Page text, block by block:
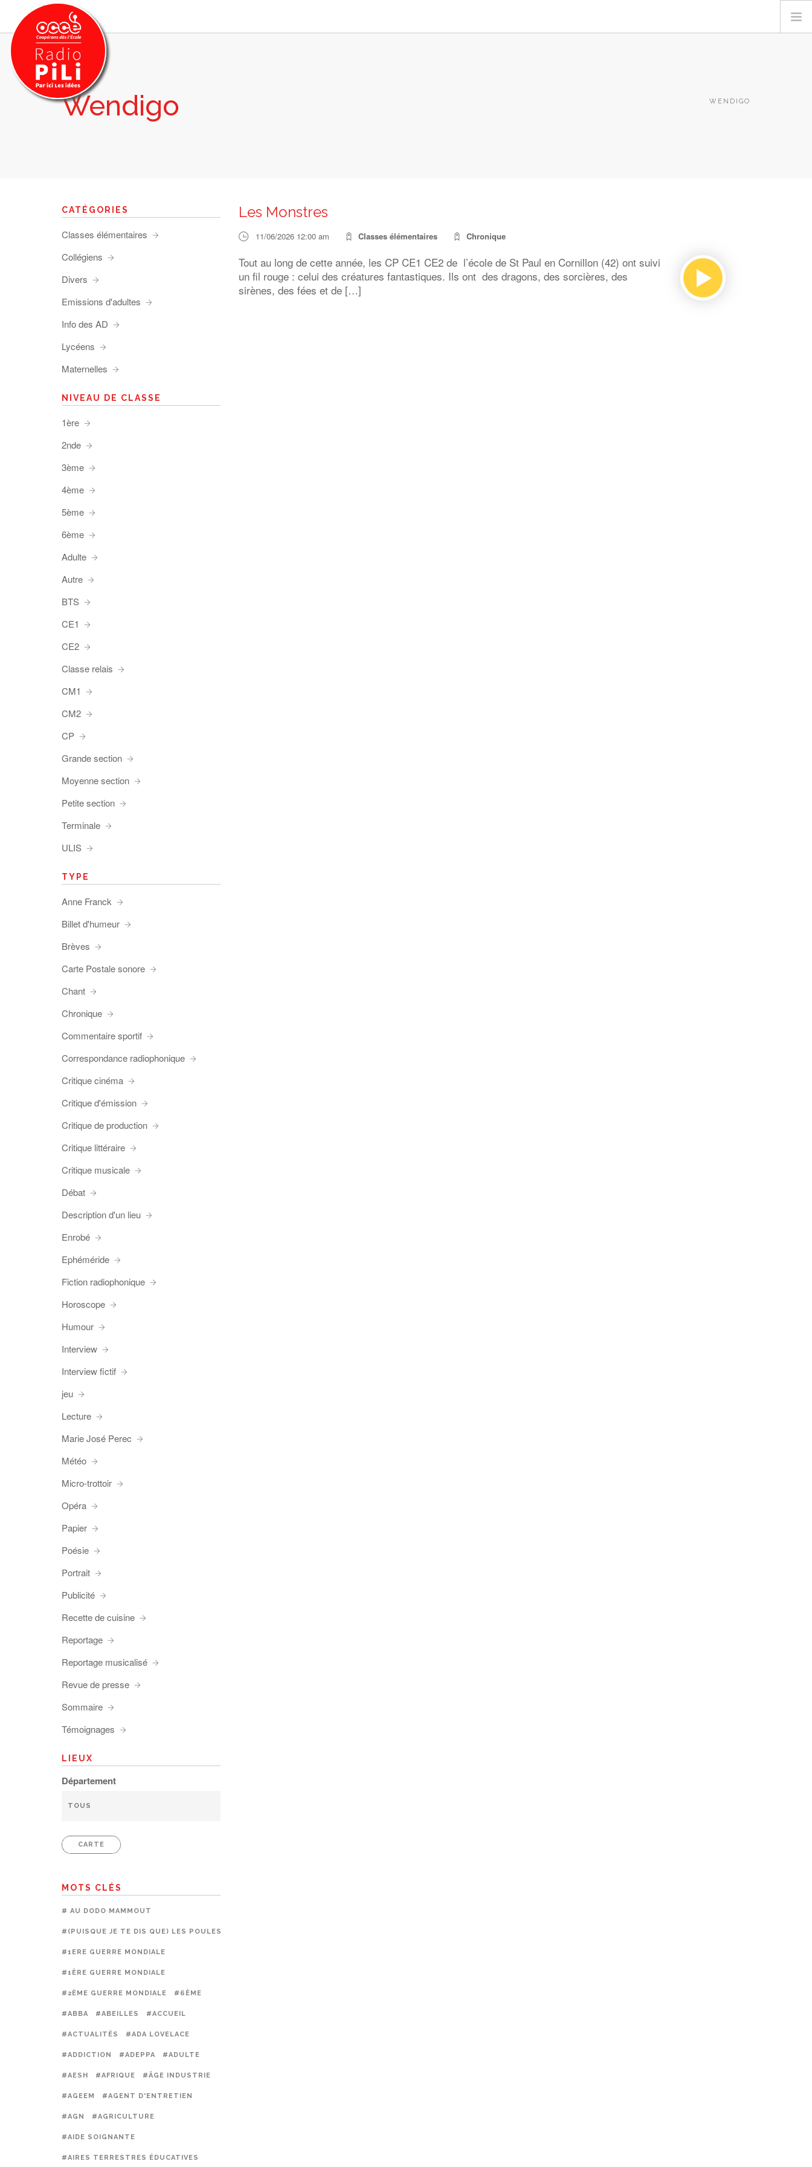
PRÉSENTATION
GRILLE DES PROGRAMMES
RECHERCHER
Wendigo WENDIGO
Les Monstres
11/06/2026 12:00 am Classes élémentaires Chronique
Tout au long de cette année, les CP CE1 CE2 de l’école de St Paul en Cornillon (42) ont suivi
un fil rouge : celui des créatures fantastiques. Ils ont des dragons, des sorcières, des
sirènes, des fées et de […]
CATÉGORIES
Classes élémentaires
Collégiens
Divers
Emissions d'adultes
Info des AD
Lycéens
Maternelles
NIVEAU DE CLASSE
1ère
2nde
3ème
4ème
5ème
6ème
Adulte
Autre
BTS
CE1
CE2
Classe relais
CM1
CM2
CP
Grande section
Moyenne section
Petite section
Terminale
ULIS
TYPE
Anne Franck
Billet d'humeur
Brèves
Carte Postale sonore
Chant
Chronique
Commentaire sportif
Correspondance radiophonique
Critique cinéma
Critique d'émission
Critique de production
Critique littéraire
Critique musicale
Débat
Description d'un lieu
Enrobé
Ephéméride
Fiction radiophonique
Horoscope
Humour
Interview
Interview fictif
jeu
Lecture
Marie José Perec
Météo
Micro-trottoir
Opéra
Papier
Poésie
Portrait
Publicité
Recette de cuisine
Reportage
Reportage musicalisé
Revue de presse
Sommaire
Témoignages
LIEUX
Département
CARTE
MOTS CLÉS
# AU DODO MAMMOUT
#(PUISQUE JE TE DIS QUE) LES POULES PRÉFÈRENT LES CAGES
#1ERE GUERRE MONDIALE
#1ÈRE GUERRE MONDIALE
#2ÈME GUERRE MONDIALE #6ÈME
#ABBA #ABEILLES #ACCUEIL
#ACTUALITÉS #ADA LOVELACE
#ADDICTION #ADEPPA #ADULTE
#AESH #AFRIQUE #ÂGE INDUSTRIE
#AGEEM #AGENT D'ENTRETIEN
#AGN #AGRICULTURE
#AIDE SOIGNANTE
#AIRES TERRESTRES ÉDUCATIVES